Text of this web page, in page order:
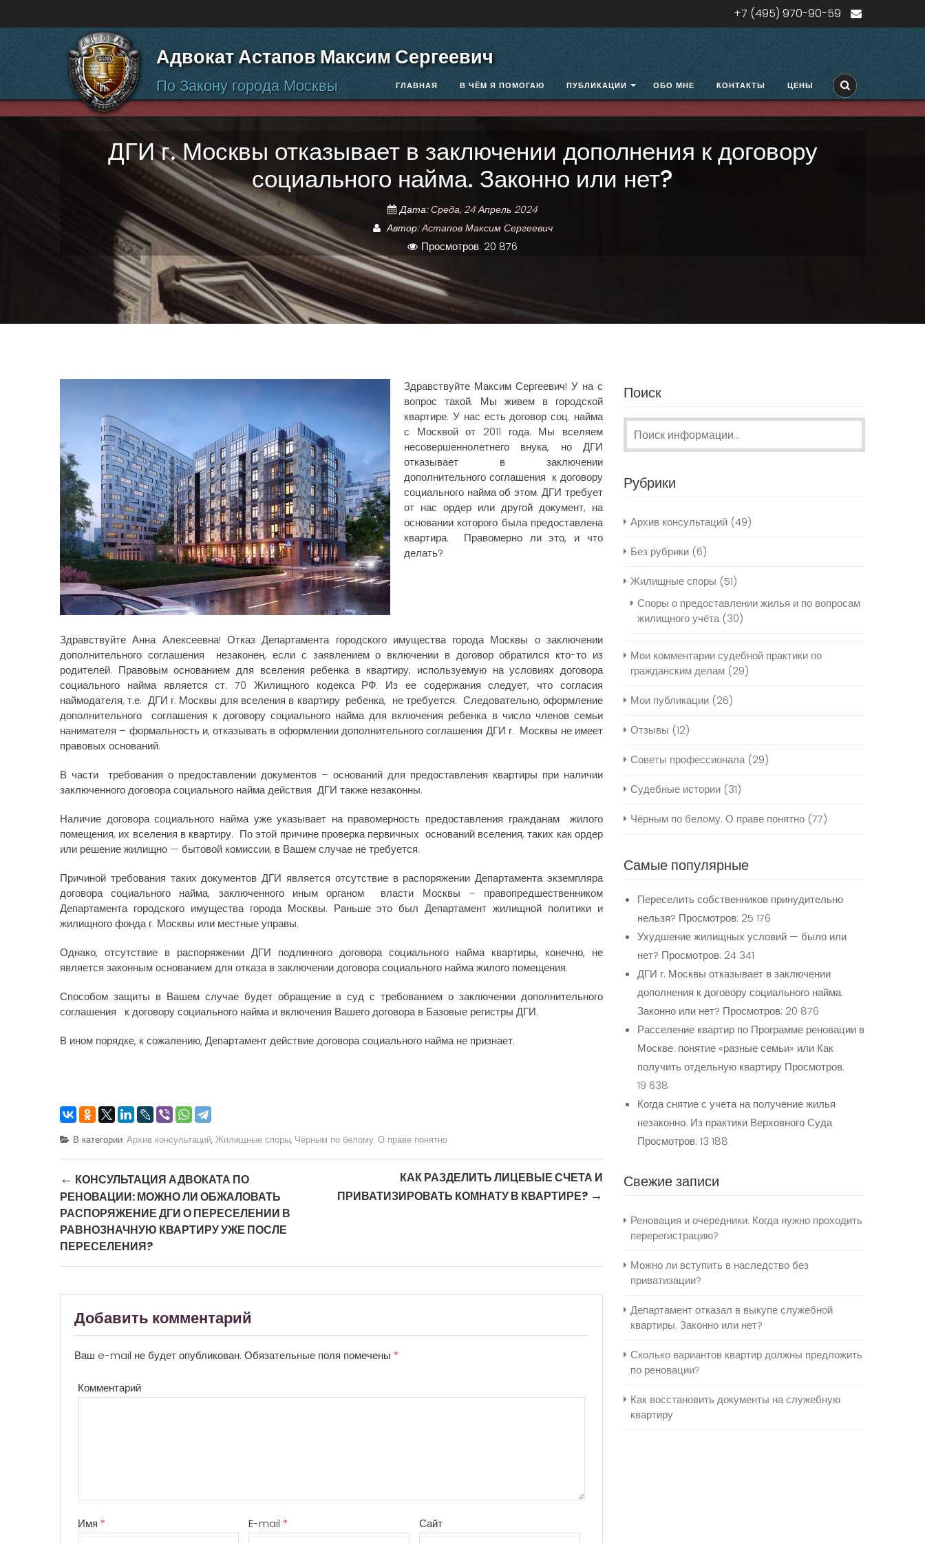
+7 (495) 970-90-59
Адвокат Астапов Максим Сергеевич
По Закону города Москвы ГЛАВНАЯ В ЧЁМ Я ПОМОГАЮ ПУБЛИКАЦИИ ОБО МНЕ КОНТАКТЫ ЦЕНЫ
ДГИ г. Москвы отказывает в заключении дополнения к договору
социального найма. Законно или нет?
Дата:Среда, 24 Апрель 2024
Автор:Астапов Максим Сергеевич
Просмотров: 20 876
Здравствуйте Максим Сергеевич! У на с
вопрос такой. Мы живем в городской
квартире. У нас есть договор соц. найма
с Москвой от 2011 года. Мы вселяем
несовершеннолетнего внука, но ДГИ
отказывает в заключении
дополнительного соглашения к договору
социального найма об этом. ДГИ требует
от нас ордер или другой документ, на
основании которого была предоставлена
квартира. Правомерно ли это, и что
делать?
Здравствуйте Анна Алексеевна! Отказ Департамента городского имущества города Москвы о заключении
дополнительного соглашения незаконен, если с заявлением о включении в договор обратился кто-то из
родителей. Правовым основанием для вселения ребенка в квартиру, используемую на условиях договора
социального найма является ст. 70 Жилищного кодекса РФ. Из ее содержания следует, что согласия
наймодателя, т.е. ДГИ г. Москвы для вселения в квартиру ребенка, не требуется. Следовательно, оформление
дополнительного соглашения к договору социального найма для включения ребенка в число членов семьи
нанимателя – формальность и, отказывать в оформлении дополнительного соглашения ДГИ г. Москвы не имеет
правовых оснований.
В части требования о предоставлении документов – оснований для предоставления квартиры при наличии
заключенного договора социального найма действия ДГИ также незаконны.
Наличие договора социального найма уже указывает на правомерность предоставления гражданам жилого
помещения, их вселения в квартиру. По этой причине проверка первичных оснований вселения, таких как ордер
или решение жилищно — бытовой комиссии, в Вашем случае не требуется.
Причиной требования таких документов ДГИ является отсутствие в распоряжении Департамента экземпляра
договора социального найма, заключенного иным органом власти Москвы – правопредшественником
Департамента городского имущества города Москвы. Раньше это был Департамент жилищной политики и
жилищного фонда г. Москвы или местные управы.
Однако, отсутствие в распоряжении ДГИ подлинного договора социального найма квартиры, конечно, не
является законным основанием для отказа в заключении договора социального найма жилого помещения.
Способом защиты в Вашем случае будет обращение в суд с требованием о заключении дополнительного
соглашения к договору социального найма и включения Вашего договора в Базовые регистры ДГИ.
В ином порядке, к сожалению, Департамент действие договора социального найма не признает.
В категории: Архив консультаций, Жилищные споры, Чёрным по белому. О праве понятно
Post navigation
← КОНСУЛЬТАЦИЯ АДВОКАТА ПО
РЕНОВАЦИИ: МОЖНО ЛИ ОБЖАЛОВАТЬ
РАСПОРЯЖЕНИЕ ДГИ О ПЕРЕСЕЛЕНИИ В
РАВНОЗНАЧНУЮ КВАРТИРУ УЖЕ ПОСЛЕ
ПЕРЕСЕЛЕНИЯ?
КАК РАЗДЕЛИТЬ ЛИЦЕВЫЕ СЧЕТА И
ПРИВАТИЗИРОВАТЬ КОМНАТУ В КВАРТИРЕ? →
Добавить комментарий
Ваш e-mail не будет опубликован. Обязательные поля помечены *
Комментарий
Имя * E-mail * Сайт
Поиск
Рубрики
Архив консультаций (49)
Без рубрики (6)
Жилищные споры (51)
Споры о предоставлении жилья и по вопросам
жилищного учёта(30)
Мои комментарии судебной практики по
гражданским делам (29)
Мои публикации (26)
Отзывы (12)
Советы профессионала(29)
Судебные истории (31)
Чёрным по белому. О праве понятно (77)
Самые популярные
Переселить собственников принудительно
нельзя? Просмотров: 25 176
Ухудшение жилищных условий — было или
нет? Просмотров: 24 341
ДГИ г. Москвы отказывает в заключении
дополнения к договору социального найма.
Законно или нет? Просмотров: 20 876
Расселение квартир по Программе реновации в
Москве: понятие «разные семьи» или Как
получить отдельную квартиру Просмотров:
19 638
Когда снятие с учета на получение жилья
незаконно. Из практики Верховного Суда
Просмотров: 13 188
Свежие записи
Реновация и очередники. Когда нужно проходить
перерегистрацию?
Можно ли вступить в наследство без
приватизации?
Департамент отказал в выкупе служебной
квартиры. Законно или нет?
Сколько вариантов квартир должны предложить
по реновации?
Как восстановить документы на служебную
квартиру